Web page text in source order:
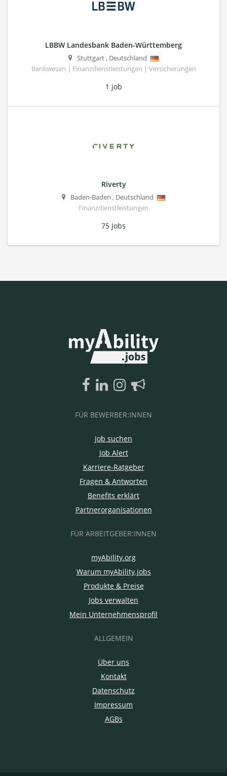
LBBW Landesbank Baden-Württemberg
Stuttgart, Deutschland
Bankwesen | Finanzdienstleistungen | Versicherungen
1 job
Riverty
Baden-Baden , Deutschland
Finanzdienstleistungen
75 Jobs
FÜR BEWERBER:INNEN
Job suchen
Job Alert
Karriere-Ratgeber
Fragen & Antworten
Benefits erklärt
Partnerorganisationen
FÜR ARBEITGEBER:INNEN
myAbility.org
Warum myAbility.jobs
Produkte & Preise
Jobs verwalten
Mein Unternehmensprofil
ALLGEMEIN
Über uns
Kontakt
Datenschutz
Impressum
AGBs